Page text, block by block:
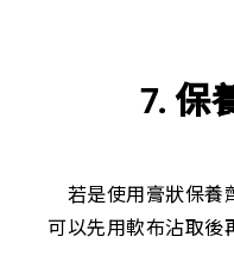
7. 保
若是使用膏狀保養
可以先用軟布沾取後